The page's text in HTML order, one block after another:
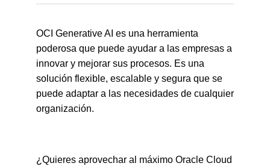
OCI Generative AI es una herramienta
poderosa que puede ayudar a las empresas a
innovar y mejorar sus procesos. Es una
solución flexible, escalable y segura que se
puede adaptar a las necesidades de cualquier
organización.
¿Quieres aprovechar al máximo Oracle Cloud